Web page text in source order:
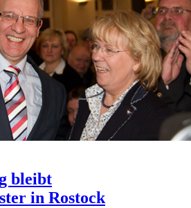
bleibt
in Rostock